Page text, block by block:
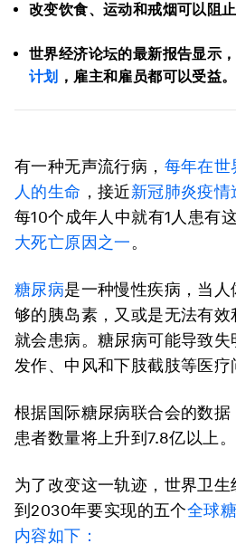
改变饮食、运动和戒烟可以阻
世界经济论坛的最新报告显示
计划 ，雇主和雇员都可以受益。
有一种无声流行病， 每年在世
人的生命 ，接近新冠肺炎疫
每10个成年人中就有1人患有
大死亡原因之一。
糖尿病是一种慢性疾病，当人
够的胰岛素，又或是无法有
就会患病。糖尿病可能导致
发作、中风和下肢截肢等医疗
根据国际糖尿病联合会的数
患者数量将上升到7.8亿以上。
为了改变这一轨迹，世界卫
到2030年要实现的五个全球
内容如下：